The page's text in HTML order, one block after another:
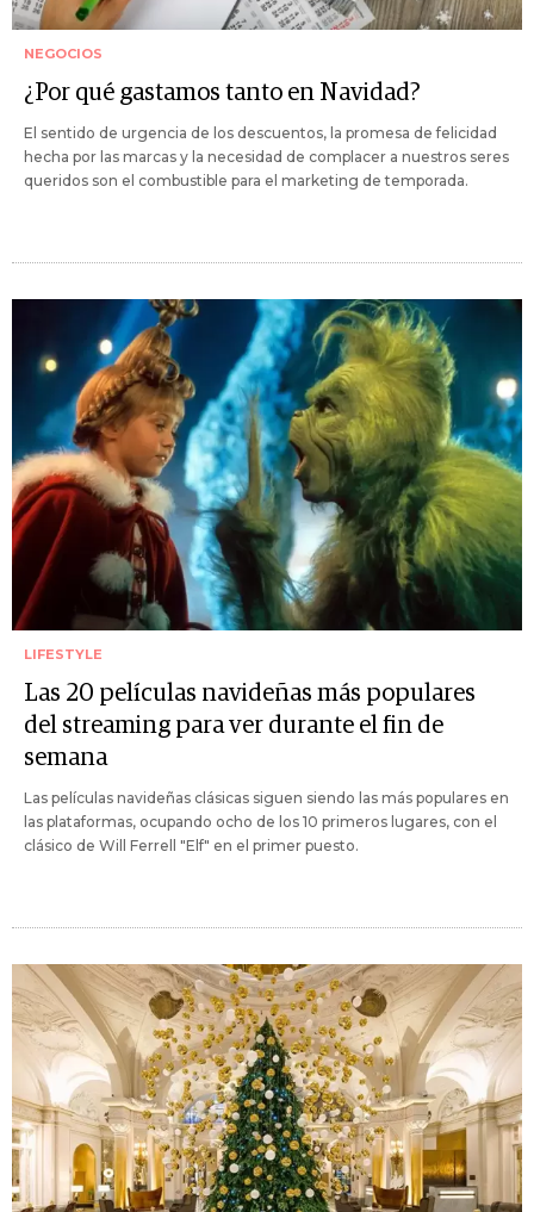
NEGOCIOS
¿Por qué gastamos tanto en Navidad?
El sentido de urgencia de los descuentos, la promesa de felicidad
hecha por las marcas y la necesidad de complacer a nuestros seres
queridos son el combustible para el marketing de temporada.
LIFESTYLE
Las 20 películas navideñas más populares
del streaming para ver durante el fin de
semana
Las películas navideñas clásicas siguen siendo las más populares en
las plataformas, ocupando ocho de los 10 primeros lugares, con el
clásico de Will Ferrell "Elf" en el primer puesto.